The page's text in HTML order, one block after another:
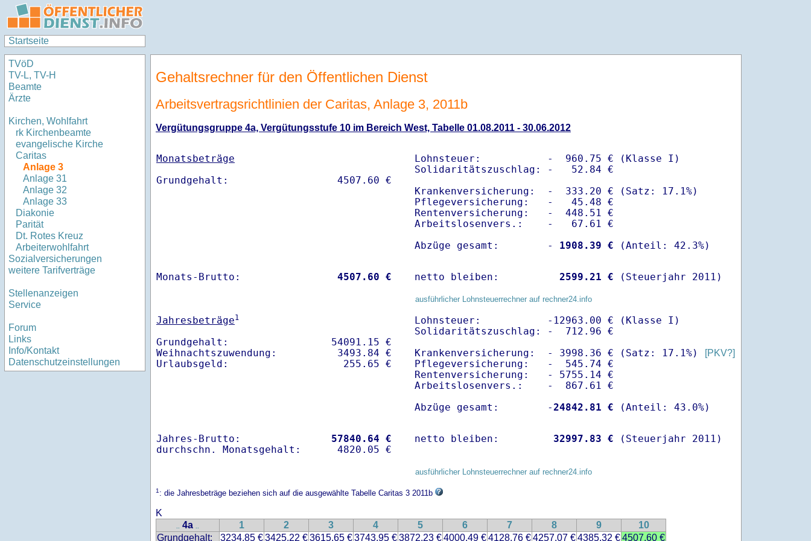
Startseite
TVöD
TV-L, TV-H
Beamte
Ärzte
Kirchen, Wohlfahrt
rk Kirchenbeamte
evangelische Kirche
Caritas
Anlage 3
Anlage 31
Anlage 32
Anlage 33
Diakonie
Parität
Dt. Rotes Kreuz
Arbeiterwohlfahrt
Sozialversicherungen
weitere Tarifverträge
Stellenanzeigen
Service
Forum
Links
Info/Kontakt
Datenschutzeinstellungen
Gehaltsrechner für den Öffentlichen Dienst
Arbeitsvertragsrichtlinien der Caritas, Anlage 3, 2011b
Vergütungsgruppe 4a, Vergütungsstufe 10 im Bereich West, Tabelle 01.08.2011 - 30.06.2012
Monatsbeträge
Lohnsteuer:           -  960.75 € (Klasse I)
Solidaritätszuschlag: -   52.84 €
Krankenversicherung:  -  333.20 € (Satz: 17.1%)
Pflegeversicherung:   -   45.48 €
Rentenversicherung:   -  448.51 €
Arbeitslosenvers.:    -   67.61 €
Abzüge gesamt:        -
1908.39 €
Monats-Brutto: 4507.60 € netto bleiben: 2599.21 € (Steuerjahr 2011)
ausführlicher Lohnsteuerrechner auf rechner24.info
Jahresbeträge1
Grundgehalt:                 54091.15 €
Weihnachtszuwendung:          3493.84 €
Lohnsteuer:           -12963.00 € (Klasse I)
Solidaritätszuschlag: -  712.96 €
Krankenversicherung:  - 3998.36 € (Satz: 17.1%)
[PKV?]
Pflegeversicherung:   -  545.74 €
Rentenversicherung:   - 5755.14 €
Arbeitslosenvers.:    -  867.61 €
Abzüge gesamt:        -24842.81 €
Jahres-Brutto: 57840.64 €
netto bleiben: 32997.83 € (Steuerjahr 2011)
ausführlicher Lohnsteuerrechner auf rechner24.info
1: die Jahresbeträge beziehen sich auf die ausgewählte Tabelle Caritas 3 2011b
K
.. 4a .. 1 2 3 4 5 6 7 8 9
10
Grundgehalt:
3234.85 €3425.22 €3615.65 €3743.95 €3872.23 €4000.49 €4128.76 €4257.07 €4385.32 €4507.60 €